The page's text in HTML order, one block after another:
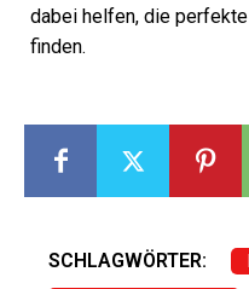
dabei helfen, die perfekte
finden.
SCHLAGWÖRTER: